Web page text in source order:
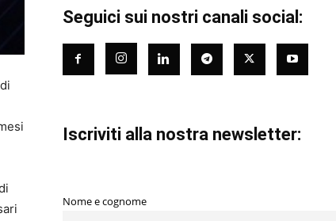
Seguici sui nostri canali social:
Iscriviti alla nostra newsletter:
Nome e cognome